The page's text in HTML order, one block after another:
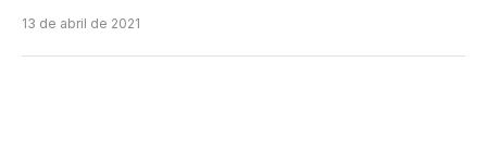
13 de abril de 2021